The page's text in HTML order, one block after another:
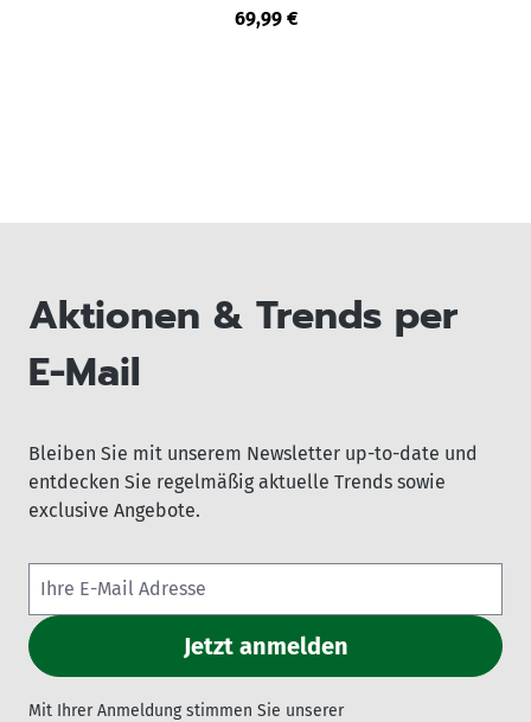
69,99 €
Aktionen & Trends per
E-Mail
Bleiben Sie mit unserem Newsletter up-to-date und
entdecken Sie regelmäßig aktuelle Trends sowie
exclusive Angebote.
Mit Ihrer Anmeldung stimmen Sie unserer